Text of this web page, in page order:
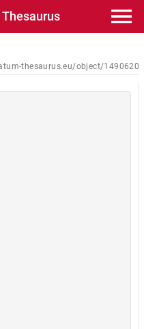
thesaurus.eu/object/1490620